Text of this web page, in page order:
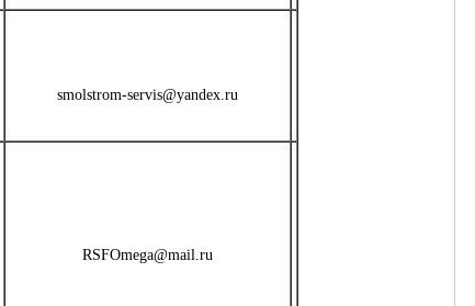
smolstrom-servis@yandex.ru
RSFOmega@mail.ru